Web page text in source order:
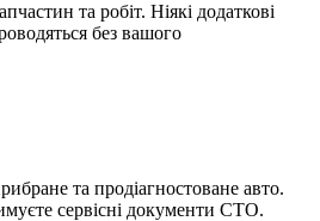
та робіт. Ніякі додаткові
без вашого
та продіагностоване авто.
сервісні документи СТО.